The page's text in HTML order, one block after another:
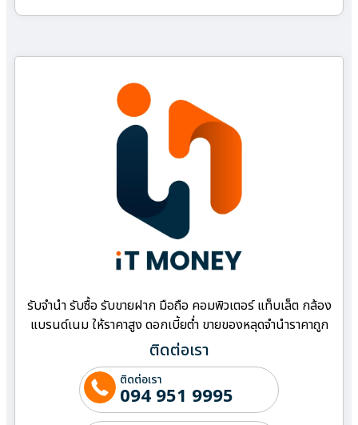
รับจำนำ รับซื้อ รับขายฝาก มือถือ คอมพิวเตอร์ แท็บเล็ต กล้อง
แบรนด์เนม ให้ราคาสูง ดอกเบี้ยต่ำ ขายของหลุดจำนำราคาถูก
ติดต่อเรา
ติดต่อเรา
094 951 9995